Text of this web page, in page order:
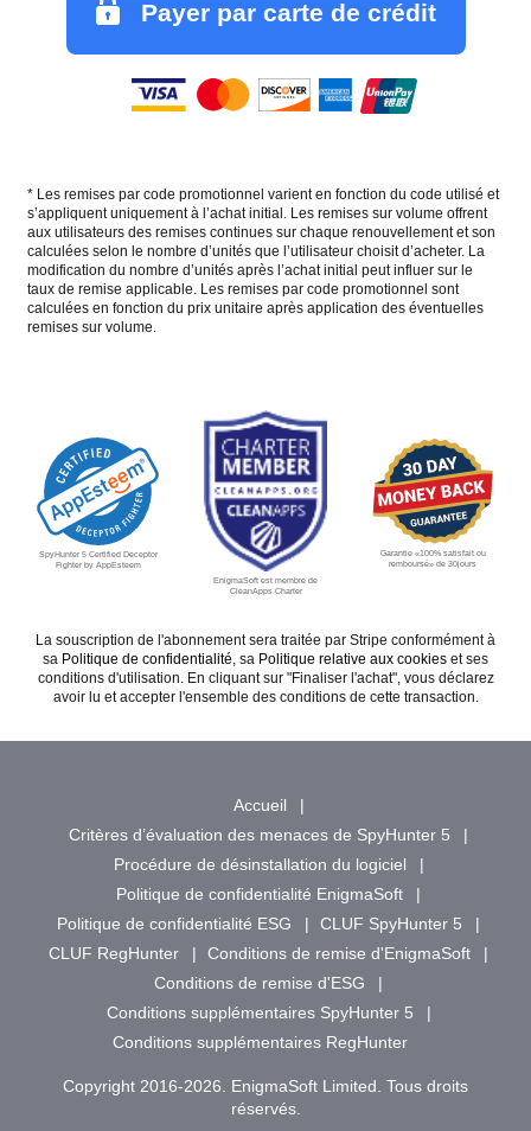
Payer par carte de crédit
* Les remises par code promotionnel varient en fonction du code utilisé et
s’appliquent uniquement à l’achat initial. Les remises sur volume offrent
aux utilisateurs des remises continues sur chaque renouvellement et son
calculées selon le nombre d’unités que l’utilisateur choisit d’acheter. La
modification du nombre d’unités après l’achat initial peut influer sur le
taux de remise applicable. Les remises par code promotionnel sont
calculées en fonction du prix unitaire après application des éventuelles
remises sur volume.
SpyHunter 5 Certified Deceptor
Fighter by AppEsteem
EnigmaSoft est membre de
CleanApps Charter
Garantie «100% satisfait ou
remboursé» de 30jours
La souscription de l'abonnement sera traitée par Stripe conformément à
sa Politique de confidentialité, sa Politique relative aux cookies et ses
conditions d'utilisation. En cliquant sur "Finaliser l'achat", vous déclarez
avoir lu et accepter l'ensemble des conditions de cette transaction.
Accueil
Critères d’évaluation des menaces de SpyHunter 5
Procédure de désinstallation du logiciel
Politique de confidentialité EnigmaSoft
Politique de confidentialité ESG
CLUF SpyHunter 5
CLUF RegHunter
Conditions de remise d'EnigmaSoft
Conditions de remise d'ESG
Conditions supplémentaires SpyHunter 5
Conditions supplémentaires RegHunter
Copyright 2016-2026. EnigmaSoft Limited. Tous droits
réservés.